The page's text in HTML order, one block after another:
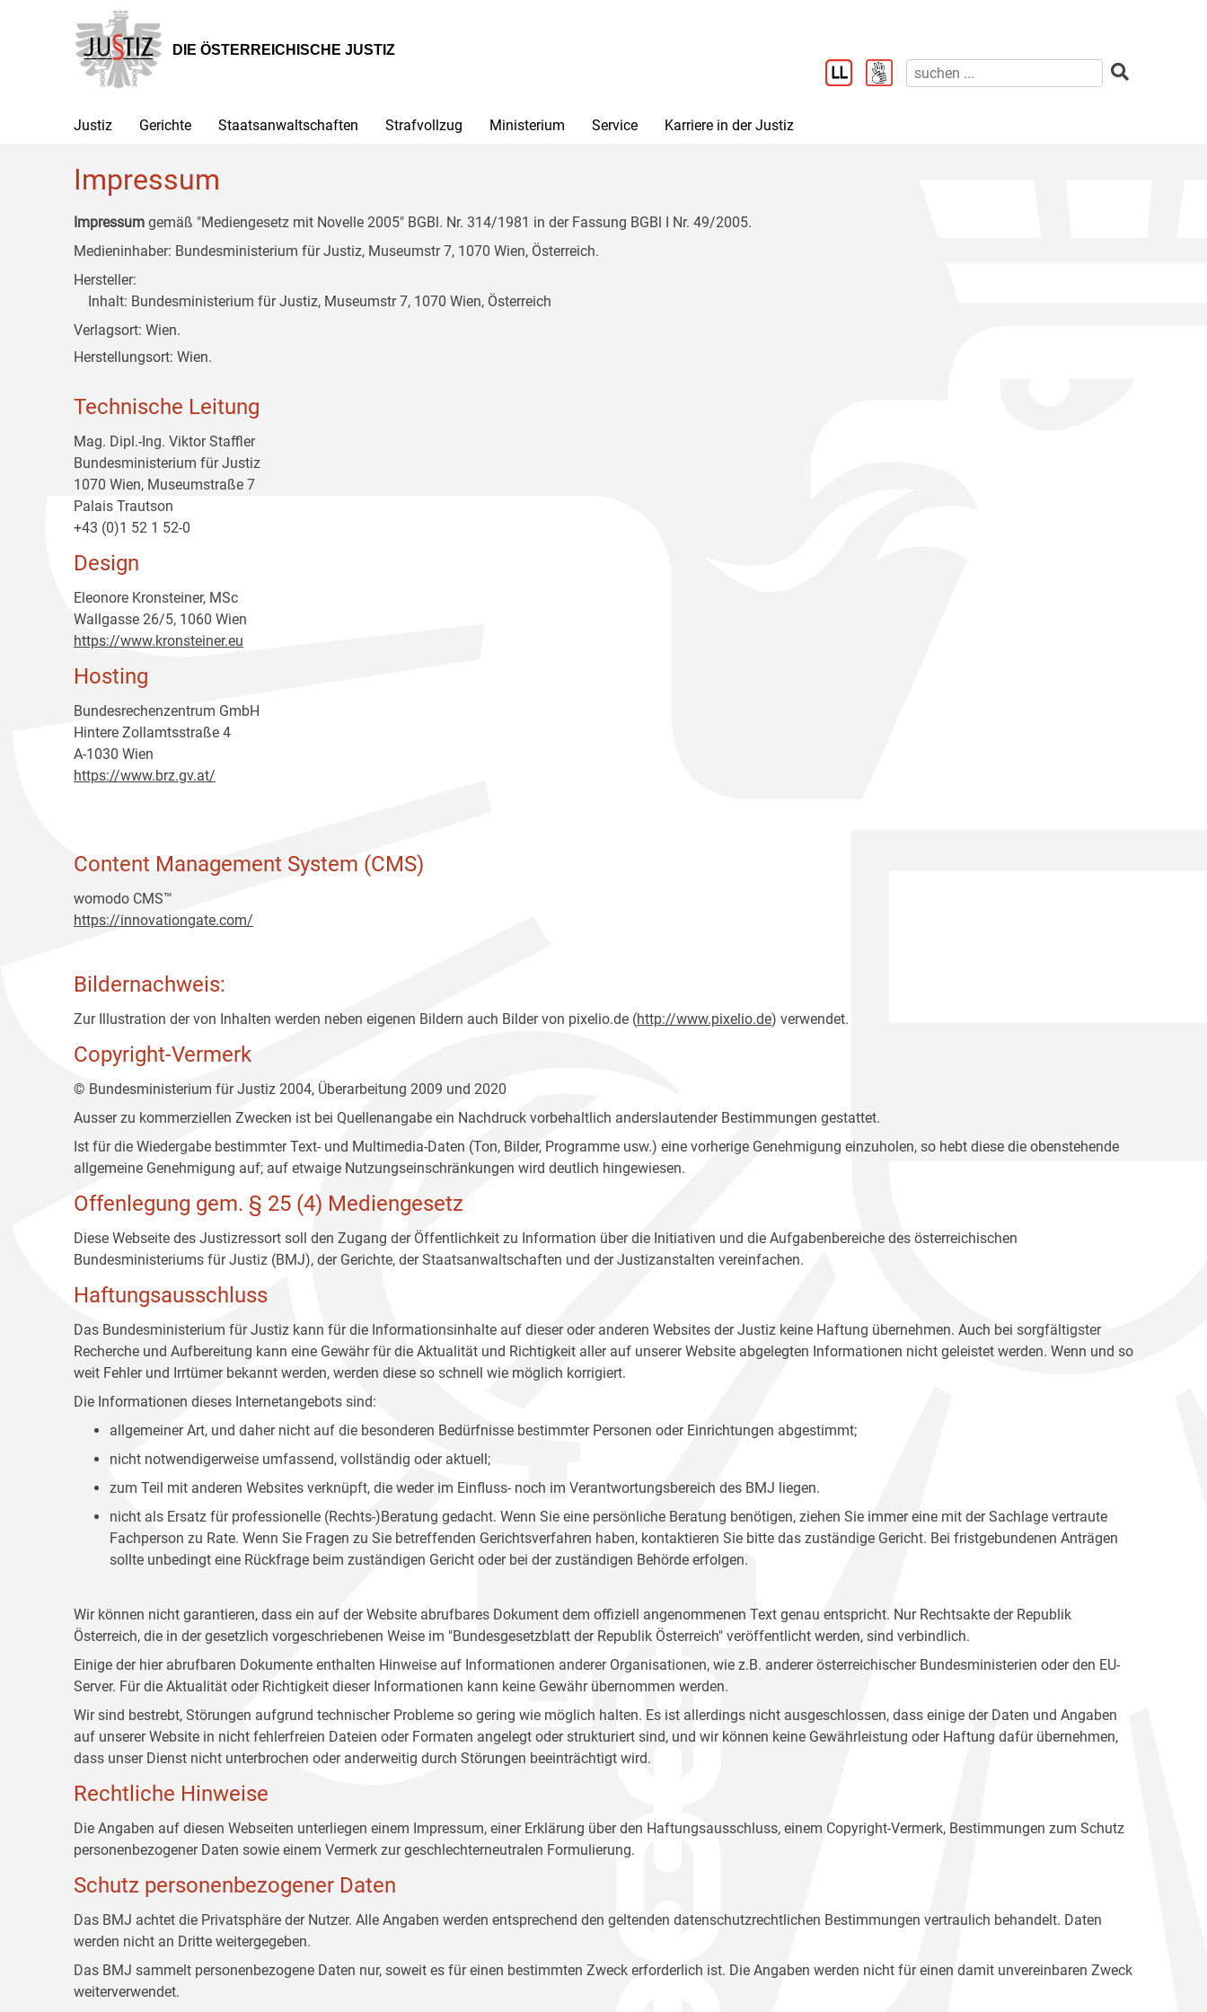
Hauptnavigation
[1]
Inhalt
[2]
Untermenü
[3]
DIE ÖSTERREICHISCHE JUSTIZ
Justiz Gerichte Staatsanwaltschaften Strafvollzug Ministerium Service Karriere in der Justiz
Impressum
Impressum gemäß "Mediengesetz mit Novelle 2005" BGBl. Nr. 314/1981 in der Fassung BGBl I Nr. 49/2005.
Medieninhaber: Bundesministerium für Justiz, Museumstr 7, 1070 Wien, Österreich.
Hersteller:
Inhalt: Bundesministerium für Justiz, Museumstr 7, 1070 Wien, Österreich
Verlagsort: Wien.
Herstellungsort: Wien.
Technische Leitung
Mag. Dipl.-Ing. Viktor Staffler
Bundesministerium für Justiz
1070 Wien, Museumstraße 7
Palais Trautson
+43 (0)1 52 1 52-0
Design
Eleonore Kronsteiner, MSc
Wallgasse 26/5, 1060 Wien
https://www.kronsteiner.eu
Hosting
Bundesrechenzentrum GmbH
Hintere Zollamtsstraße 4
A-1030 Wien
https://www.brz.gv.at/
Content Management System (CMS)
womodo CMS™
https://innovationgate.com/
Bildernachweis:
Zur Illustration der von Inhalten werden neben eigenen Bildern auch Bilder von pixelio.de (http://www.pixelio.de) verwendet.
Copyright-Vermerk
© Bundesministerium für Justiz 2004, Überarbeitung 2009 und 2020
Ausser zu kommerziellen Zwecken ist bei Quellenangabe ein Nachdruck vorbehaltlich anderslautender Bestimmungen gestattet.
Ist für die Wiedergabe bestimmter Text- und Multimedia-Daten (Ton, Bilder, Programme usw.) eine vorherige Genehmigung einzuholen, so hebt diese die obenstehende
allgemeine Genehmigung auf; auf etwaige Nutzungseinschränkungen wird deutlich hingewiesen.
Offenlegung gem. § 25 (4) Mediengesetz
Diese Webseite des Justizressort soll den Zugang der Öffentlichkeit zu Information über die Initiativen und die Aufgabenbereiche des österreichischen
Bundesministeriums für Justiz (BMJ), der Gerichte, der Staatsanwaltschaften und der Justizanstalten vereinfachen.
Haftungsausschluss
Das Bundesministerium für Justiz kann für die Informationsinhalte auf dieser oder anderen Websites der Justiz keine Haftung übernehmen. Auch bei sorgfältigster
Recherche und Aufbereitung kann eine Gewähr für die Aktualität und Richtigkeit aller auf unserer Website abgelegten Informationen nicht geleistet werden. Wenn und so
weit Fehler und Irrtümer bekannt werden, werden diese so schnell wie möglich korrigiert.
Die Informationen dieses Internetangebots sind:
allgemeiner Art, und daher nicht auf die besonderen Bedürfnisse bestimmter Personen oder Einrichtungen abgestimmt;
nicht notwendigerweise umfassend, vollständig oder aktuell;
zum Teil mit anderen Websites verknüpft, die weder im Einfluss- noch im Verantwortungsbereich des BMJ liegen.
nicht als Ersatz für professionelle (Rechts-)Beratung gedacht. Wenn Sie eine persönliche Beratung benötigen, ziehen Sie immer eine mit der Sachlage vertraute
Fachperson zu Rate. Wenn Sie Fragen zu Sie betreffenden Gerichtsverfahren haben, kontaktieren Sie bitte das zuständige Gericht. Bei fristgebundenen Anträgen
sollte unbedingt eine Rückfrage beim zuständigen Gericht oder bei der zuständigen Behörde erfolgen.
Wir können nicht garantieren, dass ein auf der Website abrufbares Dokument dem offiziell angenommenen Text genau entspricht. Nur Rechtsakte der Republik
Österreich, die in der gesetzlich vorgeschriebenen Weise im "Bundesgesetzblatt der Republik Österreich" veröffentlicht werden, sind verbindlich.
Einige der hier abrufbaren Dokumente enthalten Hinweise auf Informationen anderer Organisationen, wie z.B. anderer österreichischer Bundesministerien oder den EU-
Server. Für die Aktualität oder Richtigkeit dieser Informationen kann keine Gewähr übernommen werden.
Wir sind bestrebt, Störungen aufgrund technischer Probleme so gering wie möglich halten. Es ist allerdings nicht ausgeschlossen, dass einige der Daten und Angaben
auf unserer Website in nicht fehlerfreien Dateien oder Formaten angelegt oder strukturiert sind, und wir können keine Gewährleistung oder Haftung dafür übernehmen,
dass unser Dienst nicht unterbrochen oder anderweitig durch Störungen beeinträchtigt wird.
Rechtliche Hinweise
Die Angaben auf diesen Webseiten unterliegen einem Impressum, einer Erklärung über den Haftungsausschluss, einem Copyright-Vermerk, Bestimmungen zum Schutz
personenbezogener Daten sowie einem Vermerk zur geschlechterneutralen Formulierung.
Schutz personenbezogener Daten
Das BMJ achtet die Privatsphäre der Nutzer. Alle Angaben werden entsprechend den geltenden datenschutzrechtlichen Bestimmungen vertraulich behandelt. Daten
werden nicht an Dritte weitergegeben.
Das BMJ sammelt personenbezogene Daten nur, soweit es für einen bestimmten Zweck erforderlich ist. Die Angaben werden nicht für einen damit unvereinbaren Zweck
weiterverwendet.